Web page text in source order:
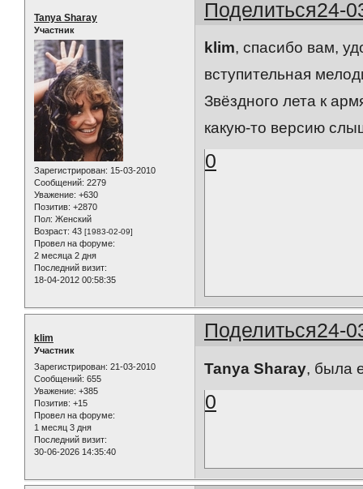
Поделиться24-
Tanya Sharay
Участник
Зарегистрирован: 15-03-2010
Сообщений: 2279
Уважение: +630
Позитив: +2870
Пол: Женский
Возраст: 43 [1983-02-09]
Провел на форуме:
2 месяца 2 дня
Последний визит:
18-04-2012 00:58:35
klim, спасибо вам,
вступительная
Звёздного лета к
какую-то версию
0
Поделиться24-
klim
Участник
Зарегистрирован: 21-03-2010
Сообщений: 655
Уважение: +385
Позитив: +15
Провел на форуме:
1 месяц 3 дня
Последний визит:
30-06-2026 14:35:40
Tanya Sharay, была
0